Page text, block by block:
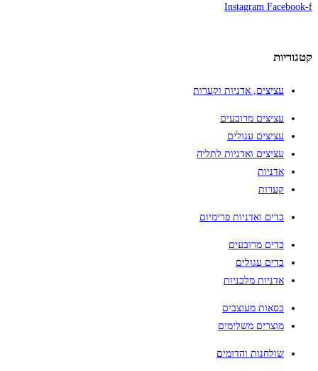
Instagram Facebook-f
קטגוריות
עציצים, אדניות וקערות
עציצים מרובעים
עציצים עגולים
עציצים ואדניות לתליה
אדניות
קערות
כדים ואדניות פרימיום
כדים מרובעים
כדים עגולים
אדניות מלבניות
כסאות מעוצבים
מוצרים משלימים
שולחנות והדומים